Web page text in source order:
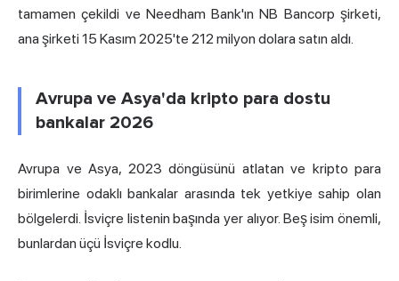
tamamen çekildi ve Needham Bank'ın NB Bancorp şirketi,
ana şirketi 15 Kasım 2025'te 212 milyon dolara satın aldı.
Avrupa ve Asya'da kripto para dostu
bankalar 2026
Avrupa ve Asya, 2023 döngüsünü atlatan ve kripto para
birimlerine odaklıbankalar arasında tek yetkiye sahip olan
bölgelerdi. İsviçre listenin başında yer alıyor. Beş isim önemli,
bunlardan üçü İsviçre kodlu.